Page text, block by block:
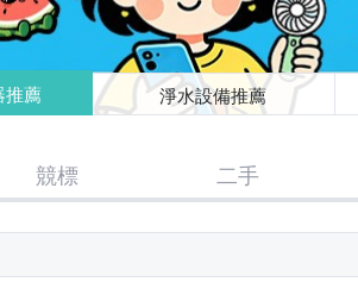
推薦 淨水設備推薦
競標 二手